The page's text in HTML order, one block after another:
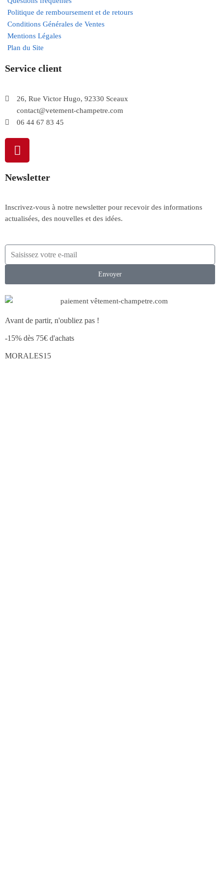
Politique de remboursement et de retours
Conditions Générales de Ventes
Mentions Légales
Plan du Site
Service client
26, Rue Victor Hugo, 92330 Sceaux
contact@vetement-champetre.com
06 44 67 83 45
Newsletter
Inscrivez-vous à notre newsletter pour recevoir des informations
actualisées, des nouvelles et des idées.
Envoyer
Avant de partir, n'oubliez pas !
-15% dès 75€ d'achats
MORALES15